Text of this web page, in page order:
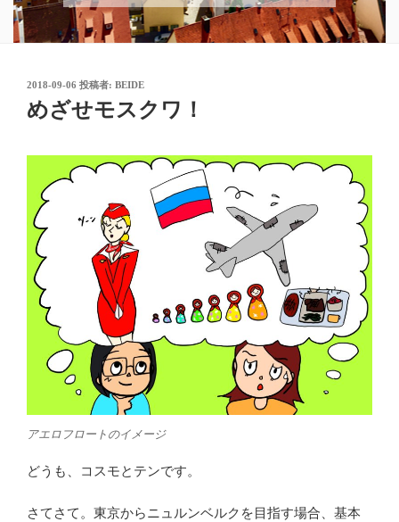
投
稿
日:
2018-09-06 投稿者: BEIDE
めざせモスクワ！
アエロフロートのイメージ
どうも、コスモとテンです。
さてさて。東京からニュルンベルクを目指す場合、基本